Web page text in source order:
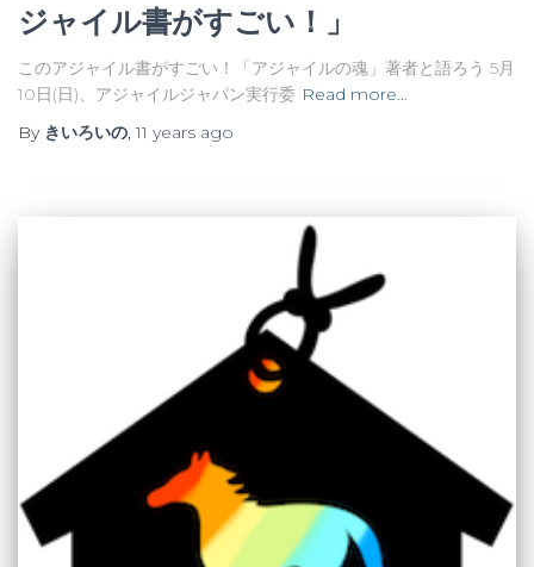
ジャイル書がすごい！」
このアジャイル書がすごい！「アジャイルの魂」著者と語ろう 5月
10日(日)、アジャイルジャパン実行委 Read more…
By きいろいの,11 years ago